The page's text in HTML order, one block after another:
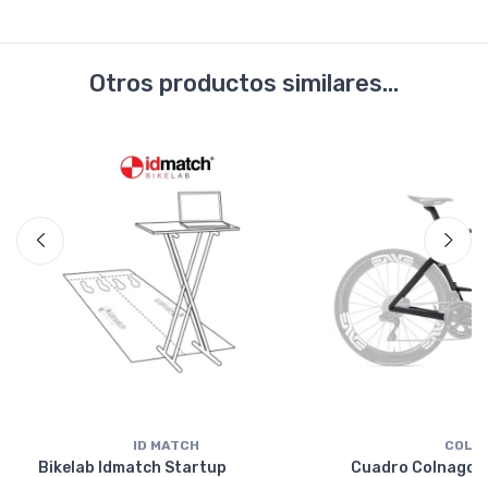
Otros productos similares...
ID MATCH
Bikelab Idmatch Startup
Cuadro Colnago